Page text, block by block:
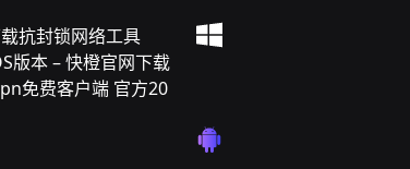
抗封锁网络工具
版本 – 快橙官网下载
免费客户端 官方20